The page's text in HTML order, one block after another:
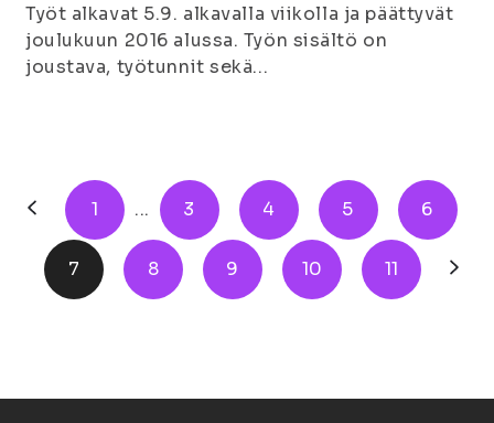
Työt alkavat 5.9. alkavalla viikolla ja päättyvät
joulukuun 2016 alussa. Työn sisältö on
joustava, työtunnit sekä...
1 ... 3 4 5 6
7 8 9 10 11